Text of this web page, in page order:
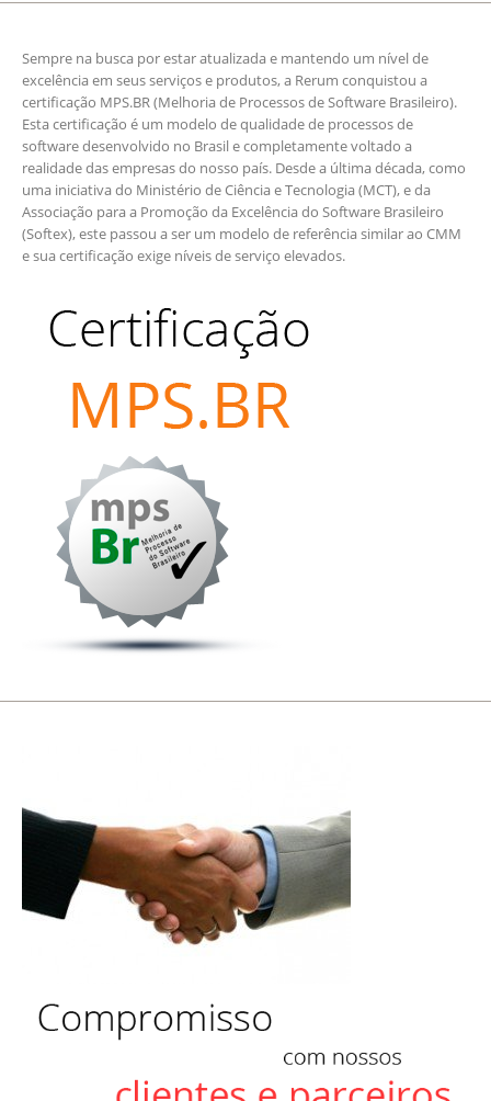
Sempre na busca por estar atualizada e mantendo um nível de
excelência em seus serviços e produtos, a Rerum conquistou a
certificação MPS.BR (Melhoria de Processos de Software Brasileiro).
Esta certificação é um modelo de qualidade de processos de
software desenvolvido no Brasil e completamente voltado a
realidade das empresas do nosso país. Desde a última década, como
uma iniciativa do Ministério de Ciência e Tecnologia (MCT), e da
Associação para a Promoção da Excelência do Software Brasileiro
(Softex), este passou a ser um modelo de referência similar ao CMM
e sua certificação exige níveis de serviço elevados.